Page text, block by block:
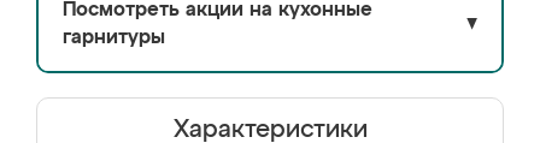
Посмотреть акции на кухонные
гарнитуры
▼
Характеристики